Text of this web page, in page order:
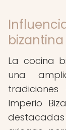
bizantina
La cocina
una
Imperio